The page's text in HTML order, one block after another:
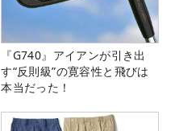
『G740』アイアンが引き出
す“反則級”の寛容性と飛びは
本当だった！